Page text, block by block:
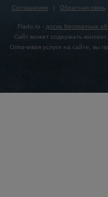
Соглашение | Обратная связь
Flado.ru - доска бесплатных
Сайт может содержать
Оплачивая услуги на сайте, вы